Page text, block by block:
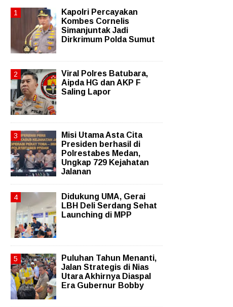
Kapolri Percayakan
Kombes Cornelis
Simanjuntak Jadi
Dirkrimum Polda Sumut
Viral Polres Batubara,
Aipda HG dan AKP F
Saling Lapor
Misi Utama Asta Cita
Presiden berhasil di
Polrestabes Medan,
Ungkap 729 Kejahatan
Jalanan
Didukung UMA, Gerai
LBH Deli Serdang Sehat
Launching di MPP
Puluhan Tahun Menanti,
Jalan Strategis di Nias
Utara Akhirnya Diaspal
Era Gubernur Bobby